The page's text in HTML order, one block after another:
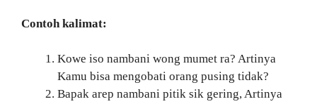
Contoh kalimat:
Kowe iso nambani wong mumet ra? Artinya
Kamu bisa mengobati orang pusing tidak?
Bapak arep nambani pitik sik gering, Artinya